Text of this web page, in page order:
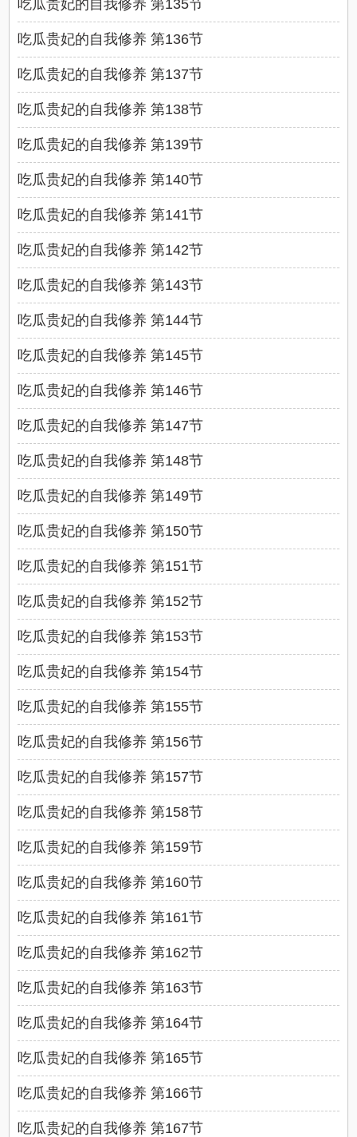
吃瓜贵妃的自我修养 第135节
吃瓜贵妃的自我修养 第136节
吃瓜贵妃的自我修养 第137节
吃瓜贵妃的自我修养 第138节
吃瓜贵妃的自我修养 第139节
吃瓜贵妃的自我修养 第140节
吃瓜贵妃的自我修养 第141节
吃瓜贵妃的自我修养 第142节
吃瓜贵妃的自我修养 第143节
吃瓜贵妃的自我修养 第144节
吃瓜贵妃的自我修养 第145节
吃瓜贵妃的自我修养 第146节
吃瓜贵妃的自我修养 第147节
吃瓜贵妃的自我修养 第148节
吃瓜贵妃的自我修养 第149节
吃瓜贵妃的自我修养 第150节
吃瓜贵妃的自我修养 第151节
吃瓜贵妃的自我修养 第152节
吃瓜贵妃的自我修养 第153节
吃瓜贵妃的自我修养 第154节
吃瓜贵妃的自我修养 第155节
吃瓜贵妃的自我修养 第156节
吃瓜贵妃的自我修养 第157节
吃瓜贵妃的自我修养 第158节
吃瓜贵妃的自我修养 第159节
吃瓜贵妃的自我修养 第160节
吃瓜贵妃的自我修养 第161节
吃瓜贵妃的自我修养 第162节
吃瓜贵妃的自我修养 第163节
吃瓜贵妃的自我修养 第164节
吃瓜贵妃的自我修养 第165节
吃瓜贵妃的自我修养 第166节
吃瓜贵妃的自我修养 第167节